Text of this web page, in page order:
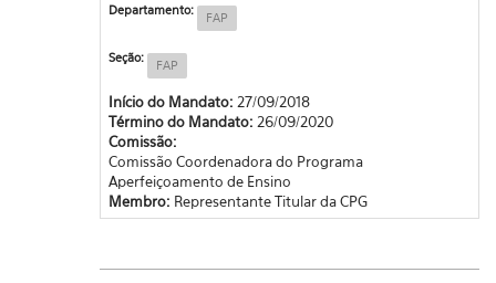
Departamento: FAP
Seção: FAP
Início do Mandato: 27/09/2018
Término do Mandato: 26/09/2020
Comissão:
Comissão Coordenadora do Programa
Aperfeiçoamento de Ensino
Membro: Representante Titular da CPG